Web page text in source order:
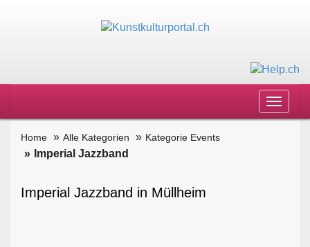
Toggle
Home Alle Kategorien Kategorie Events
Imperial Jazzband
Imperial Jazzband in Müllheim